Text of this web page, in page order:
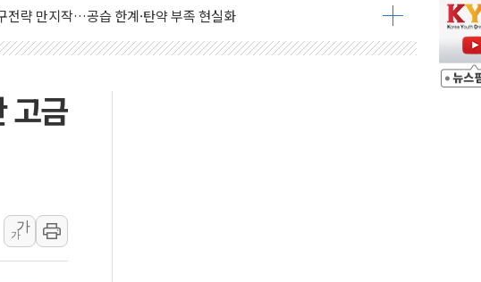
특보'-포항 '산사태 주의보'...경북도, 호우 피해·통제구간 없어
청래에 '0.86%p' 차 재역전 성공...金 45.42% vs 鄭 44.56%
주·인천 경선서 정청래에 승리...47.75% vs 42.08%
당대표 후보
요 금융일정(8.10~8.14)
전략 만지작…공습 한계·탄약 부족 현실화
고금
가
가